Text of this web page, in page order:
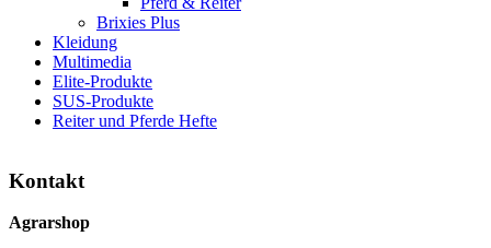
Brixies Plus
Kleidung
Multimedia
Elite-Produkte
SUS-Produkte
Reiter und Pferde Hefte
Kontakt
Agrarshop